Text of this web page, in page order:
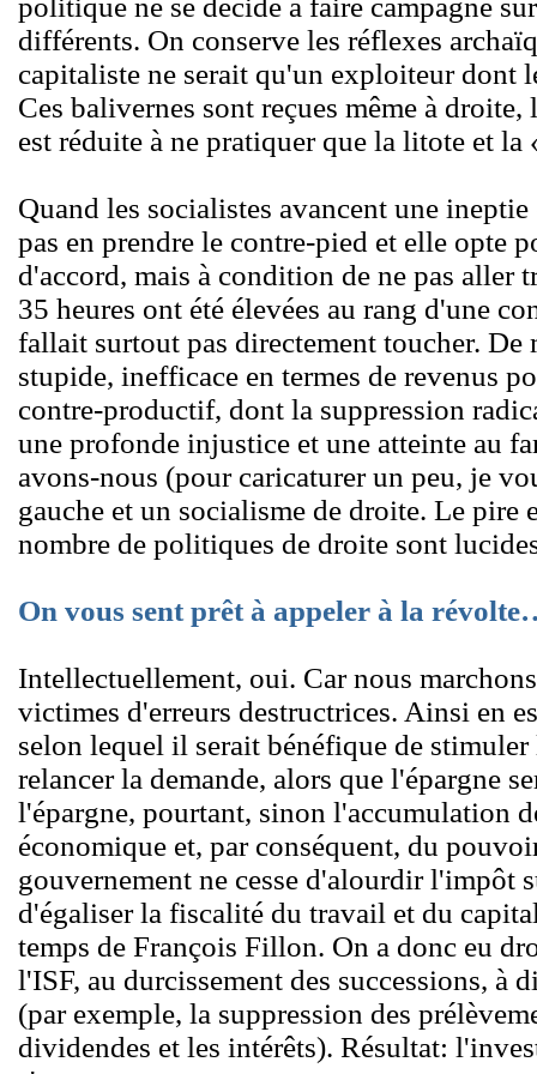
politique ne se décide à faire campagne
différents. On conserve les réflexes
capitaliste ne serait qu'un exploiteur dont
Ces balivernes sont reçues même à droite,
est réduite à ne pratiquer que la litote et la
Quand les socialistes avancent une
pas en prendre le contre-pied et elle opte
d'accord, mais à condition de ne pas
35 heures ont été élevées au rang d'une
fallait surtout pas directement toucher. De
stupide, inefficace en termes de revenus
contre-productif, dont la suppression
une profonde injustice et une atteinte au
avons-nous (pour caricaturer un peu, je
gauche et un socialisme de droite. Le pire
nombre de politiques de droite sont
On vous sent prêt à appeler à la
Intellectuellement, oui. Car nous
victimes d'erreurs destructrices. Ainsi en
selon lequel il serait bénéfique de
relancer la demande, alors que l'épargne
l'épargne, pourtant, sinon l'accumulation
économique et, par conséquent, du
gouvernement ne cesse d'alourdir l'impôt
d'égaliser la fiscalité du travail et du
temps de François Fillon. On a donc eu
l'ISF, au durcissement des successions, à
(par exemple, la suppression des
dividendes et les intérêts). Résultat: